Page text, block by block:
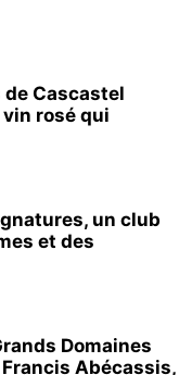
Cascastel
rosé qui
un club
et des
Domaines
Abécassis,